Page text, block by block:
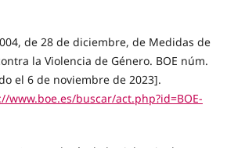
de 28 de diciembre, de Medidas de
la Violencia de Género. BOE núm.
el 6 de noviembre de 2023].
www.boe.es/buscar/act.php?id=BOE-